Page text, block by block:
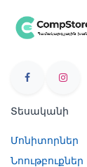
Տեսականի
Մոնիտորներ
Նոութբուքներ